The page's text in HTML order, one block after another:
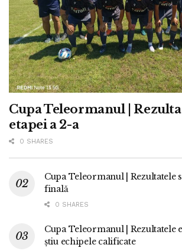
Cupa Teleormanul |
etapei a 2-a
0 SHARES
Cupa Teleormanul |
finală
0 SHARES
Cupa Teleormanul | Rezultatele
știu echipele calificate